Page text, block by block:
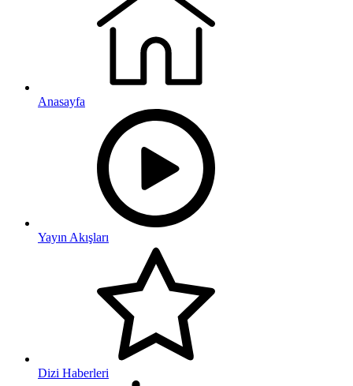
Anasayfa
Yayın Akışları
Dizi Haberleri